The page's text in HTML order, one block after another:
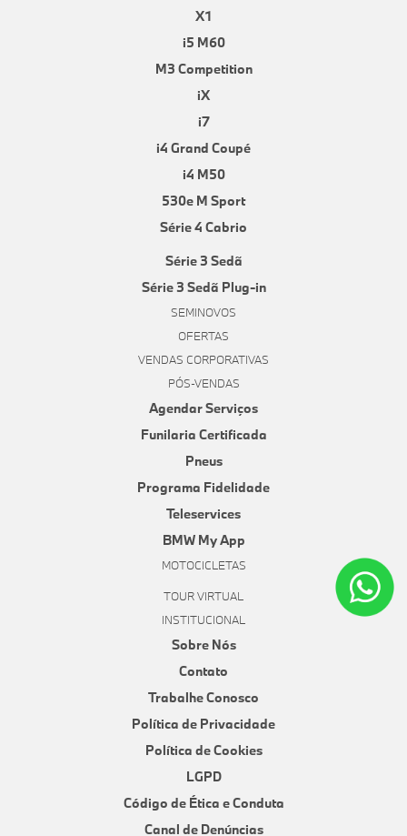
X1
i5 M60
M3 Competition
iX
i7
i4 Grand Coupé
i4 M50
530e M Sport
Série 4 Cabrio
Série 3 Sedã
Série 3 Sedã Plug-in
SEMINOVOS
OFERTAS
VENDAS CORPORATIVAS
PÓS-VENDAS
Agendar Serviços
Funilaria Certificada
Pneus
Programa Fidelidade
Teleservices
BMW My App
MOTOCICLETAS
TOUR VIRTUAL
INSTITUCIONAL
Sobre Nós
Contato
Trabalhe Conosco
Política de Privacidade
Política de Cookies
LGPD
Código de Ética e Conduta
Canal de Denúncias